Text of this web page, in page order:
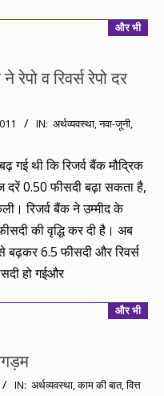
और भी
व रिवर्स रेपो दर
IN: अर्थव्यवस्था,नवा-जूनी,
थी कि रिजर्व बैंक मौद्रिक
दरें 0.50 फीसदी बढ़ा सकता है,
रिजर्व बैंक ने उम्मीद के
की वृद्धि कर दी है। अब
बढ़कर 6.5 फीसदी और रिवर्स
हो गईऔर
और भी
IN: अर्थव्यवस्था,काम की बात,वित्त